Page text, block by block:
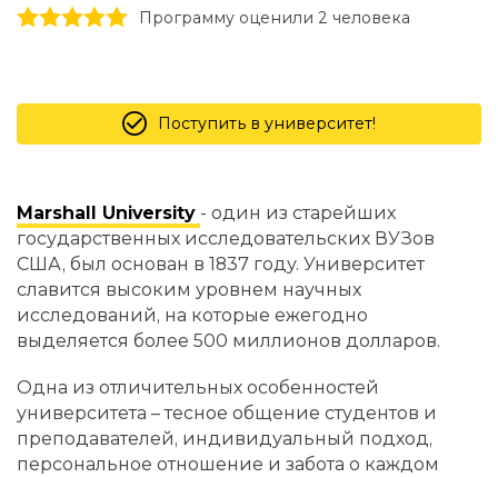
5 stars
4 stars
3 stars
2 stars
1 stars Программу оценили 2 человекa
Поступить в университет!
Marshall University - один из старейших
государственных исследовательских ВУЗов
США, был основан в 1837 году. Университет
славится высоким уровнем научных
исследований, на которые ежегодно
выделяется более 500 миллионов долларов.
Одна из отличительных особенностей
университета – тесное общение студентов и
преподавателей, индивидуальный подход,
персональное отношение и забота о каждом